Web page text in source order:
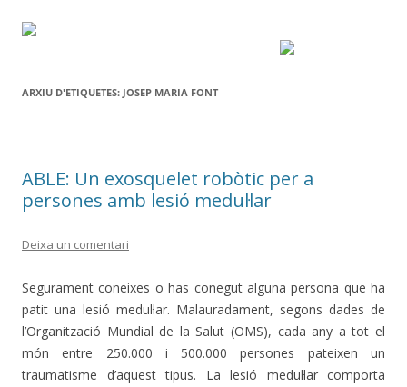
ARXIU D'ETIQUETES: JOSEP MARIA FONT
ABLE: Un exosquelet robòtic per a
persones amb lesió medul·lar
Deixa un comentari
Segurament coneixes o has conegut alguna persona que ha
patit una lesió medul·lar. Malauradament, segons dades de
l’Organització Mundial de la Salut (OMS), cada any a tot el
món entre 250.000 i 500.000 persones pateixen un
traumatisme d’aquest tipus. La lesió medul·lar comporta